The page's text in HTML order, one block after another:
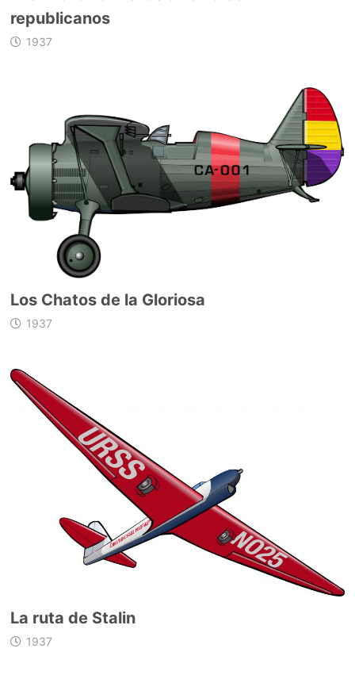
republicanos
1937
Los Chatos de la Gloriosa
1937
La ruta de Stalin
1937